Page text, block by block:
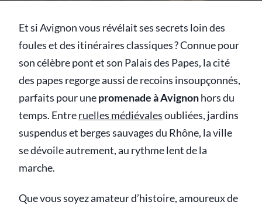
Et si Avignon vous révélait ses secrets loin des
foules et des itinéraires classiques ? Connue pour
son célèbre pont et son Palais des Papes, la cité
des papes regorge aussi de recoins insoupçonnés,
parfaits pour unepromenade à Avignonhors du
temps. Entreruelles médiévalesoubliées, jardins
suspendus et berges sauvages du Rhône, la ville
se dévoile autrement, au rythme lent de la
marche.
Que vous soyez amateur d’histoire, amoureux de